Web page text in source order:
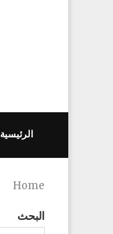
الرئيسية
Home
البحث